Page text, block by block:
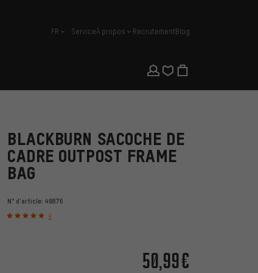
français
FR ServiceÀ propos RecrutementBlog
BLACKBURN SACOCHE DE
CADRE OUTPOST FRAME
BAG
N° d'article: 49876
4
50,99€